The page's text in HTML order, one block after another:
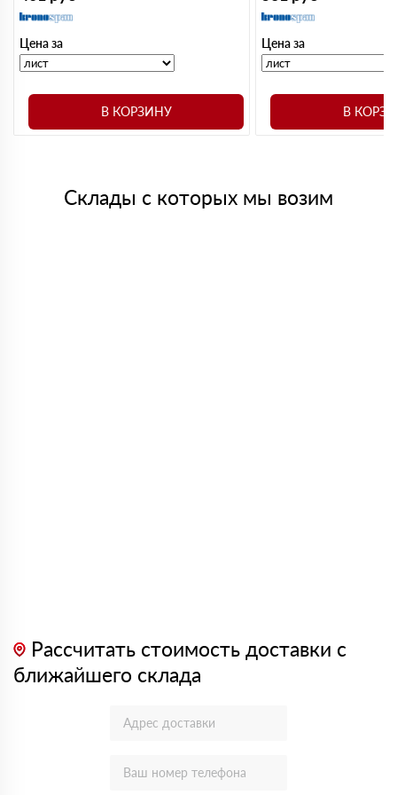
Цена за
В КОРЗИНУ
Цена за
В
Склады с которых мы возим
Рассчитать стоимость доставки с
ближайшего склада